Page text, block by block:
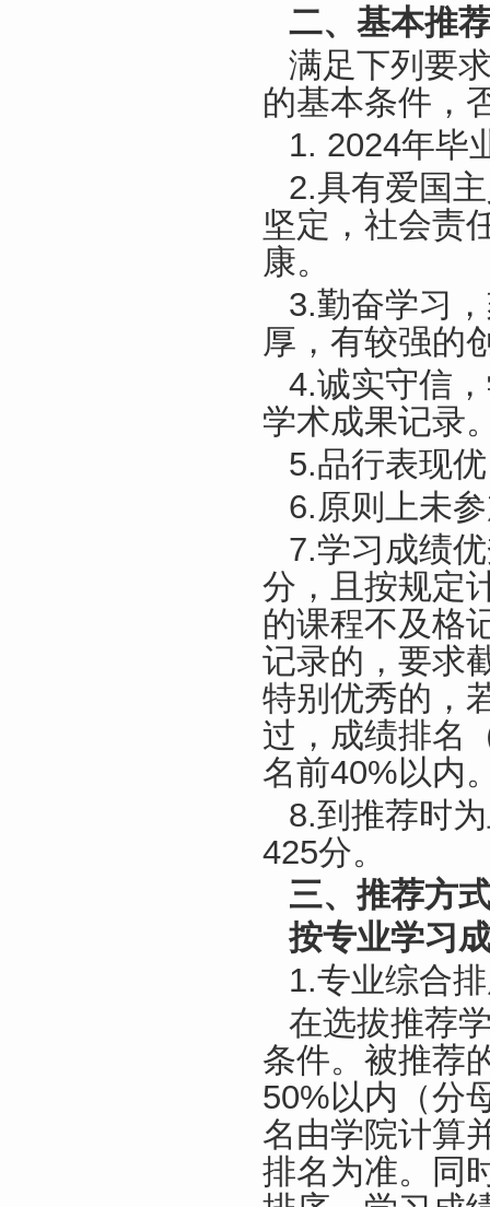
二、基本推
满足下列要
的基本条件，
1. 2024年毕
2.具有爱国
坚定，社会责
康。
3.勤奋学习
厚，有较强的
4.诚实守信
学术成果记录
5.品行表现
6.原则上未
7.学习成绩
分，且按规定
的课程不及格
记录的，要求
特别优秀的，
过，成绩排名
名前40%以内
8.到推荐时
425分。
三、推荐方
按专业学习
1.专业综合
在选拔推荐
条件。被推荐
50%以内（分
名由学院计算
排名为准。同